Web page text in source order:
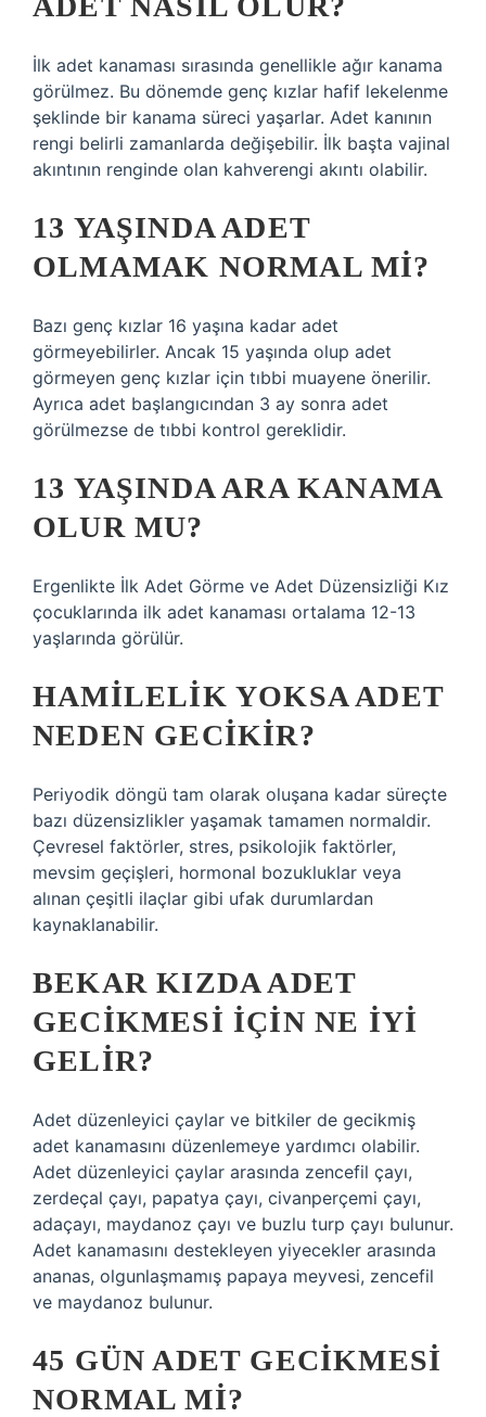
İlk adet kanaması sırasında genellikle ağır kanama
görülmez. Bu dönemde genç kızlar hafif lekelenme
şeklinde bir kanama süreci yaşarlar. Adet kanının
rengi belirli zamanlarda değişebilir. İlk başta vajinal
akıntının renginde olan kahverengi akıntı olabilir.
13 YAŞINDA ADET
OLMAMAK NORMAL MI?
Bazı genç kızlar 16 yaşına kadar adet
görmeyebilirler. Ancak 15 yaşında olup adet
görmeyen genç kızlar için tıbbi muayene önerilir.
Ayrıca adet başlangıcından 3 ay sonra adet
görülmezse de tıbbi kontrol gereklidir.
13 YAŞINDA ARA KANAMA
OLUR MU?
Ergenlikte İlk Adet Görme ve Adet Düzensizliği Kız
çocuklarında ilk adet kanaması ortalama 12-13
yaşlarında görülür.
HAMILELIK YOKSA ADET
NEDEN GECIKIR?
Periyodik döngü tam olarak oluşana kadar süreçte
bazı düzensizlikler yaşamak tamamen normaldir.
Çevresel faktörler, stres, psikolojik faktörler,
mevsim geçişleri, hormonal bozukluklar veya
alınan çeşitli ilaçlar gibi ufak durumlardan
kaynaklanabilir.
BEKAR KIZDA ADET
GECIKMESI IÇIN NE IYI
GELIR?
Adet düzenleyici çaylar ve bitkiler de gecikmiş
adet kanamasını düzenlemeye yardımcı olabilir.
Adet düzenleyici çaylar arasında zencefil çayı,
zerdeçal çayı, papatya çayı, civanperçemi çayı,
adaçayı, maydanoz çayı ve buzlu turp çayı bulunur.
Adet kanamasını destekleyen yiyecekler arasında
ananas, olgunlaşmamış papaya meyvesi, zencefil
ve maydanoz bulunur.
45 GÜN ADET GECIKMESI
NORMAL MI?